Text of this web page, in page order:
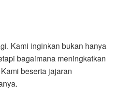
Kami inginkan bukan hanya
bagaimana meningkatkan
beserta jajaran